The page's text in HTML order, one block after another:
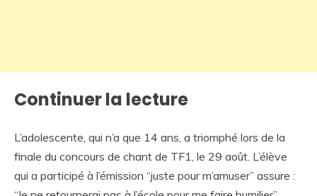
Continuer la lecture
L’adolescente, qui n’a que 14 ans, a triomphé lors de la
finale du concours de chant de TF1, le 29 août. L’élève
qui a participé à l’émission “juste pour m’amuser” assure :